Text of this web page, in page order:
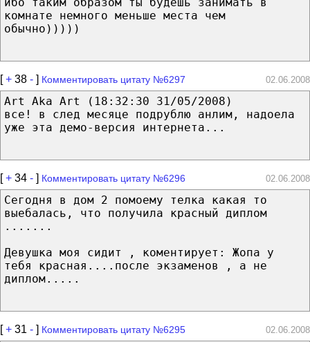
комнате немного меньше места чем
обычно)))))
[+ 38 - ] Комментировать цитату №6297 02.06.2008
Art Aka Art (18:32:30 31/05/2008)
все! в след месяце подрублю анлим, надоела
уже эта демо-версия интернета...
[+ 34 - ] Комментировать цитату №6296 02.06.2008
Сегодня в дом 2 помоему телка какая то
выебалась, что получила красный диплом
.......
Девушка моя сидит , коментирует: Жопа у
тебя красная....после экзаменов , а не
диплом.....
[+ 31 - ] Комментировать цитату №6295 02.06.2008